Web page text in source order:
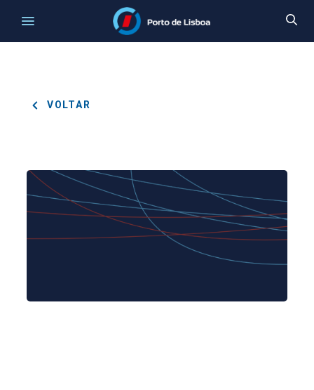
VOLTAR